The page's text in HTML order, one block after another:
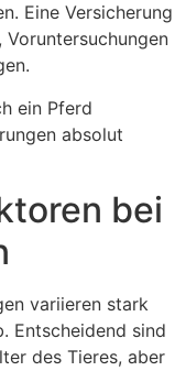
Eine Versicherung
ein Pferd
absolut
bei
variieren stark
Entscheidend sind
des Tieres, aber